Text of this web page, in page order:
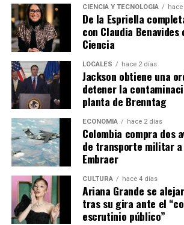
CIENCIA Y TECNOLOGÍA
De la Espriella
con Claudia
Ciencia
LOCALES hace 2 días
Jackson obtiene una
detener la
planta de Brenntag
ECONOMÍA hace 2 días
Colombia compra dos
de transporte militar
Embraer
CULTURA hace 4 días
Ariana Grande se
tras su gira ante el
escrutinio público”